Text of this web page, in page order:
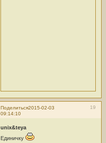
Поделиться 19
2015-02-03
09:14:10
unix&teya
Единичку